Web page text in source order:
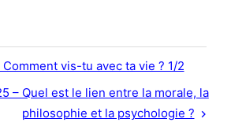
vis-tu avec ta vie ? 1/2
– Quel est le lien entre la morale, la
philosophie et la psychologie ?